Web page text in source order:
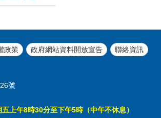
政策 政府網站資料開放宣告 聯絡資訊
號
上午8時30分至下午5時（中午不休息）